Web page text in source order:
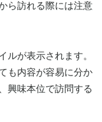
ら訪れる際には注意
ルが表示されます。
も内容が容易に分か
興味本位で訪問する